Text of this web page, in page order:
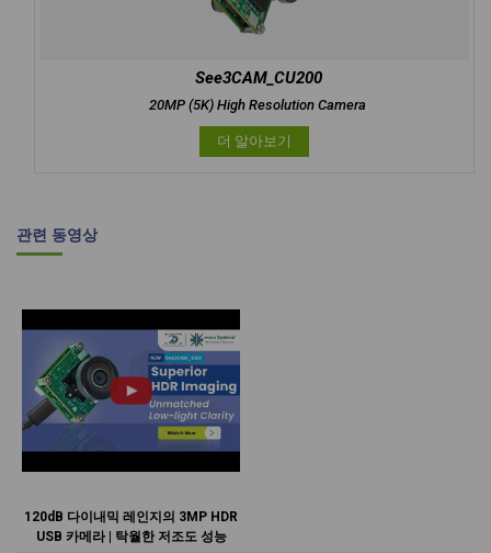
See3CAM_CU200
20MP (5K) High Resolution Camera
더 알아보기
관련 동영상
120dB 다이내믹 레인지의 3MP HDR
USB 카메라 | 탁월한 저조도 성능